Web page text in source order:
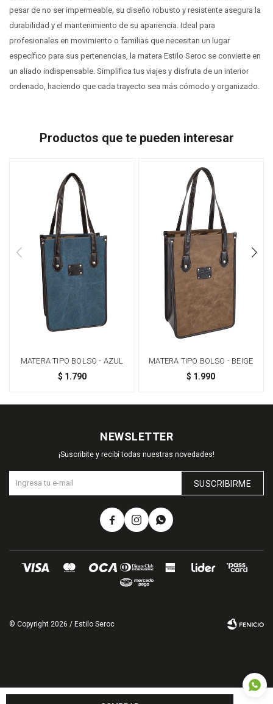
pesar de no ser impermeable, su diseño robusto y resistente asegura la
durabilidad y el mantenimiento de su apariencia. Ideal para
profesionales en movimiento o familias que necesitan un lugar
específico para sus pertenencias, la matera Estilo Seroc se convierte en
un aliado indispensable. Simplifica tus viajes y disfruta de un interior
ordenado, haciendo que cada trayecto sea más cómodo y organizado.
Productos que te pueden interesar
MATERA TIPO BOLSO - AZUL
$ 1.790
MATERA TIPO BOLSO - BEIGE
$ 1.990
NEWSLETTER
¡Suscribite y recibí todas nuestras novedades!
SUSCRIBIRME
  
© Copyright 2026 / Estilo Seroc